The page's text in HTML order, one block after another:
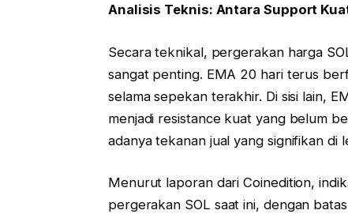
Analisis Teknis: Antara Support
Secara teknikal, pergerakan harga
sangat penting. EMA 20 hari terus
selama sepekan terakhir. Di sisi lain,
menjadi resistance kuat yang belum
adanya tekanan jual yang signifikan di
Menurut laporan dari Coinedition,
pergerakan SOL saat ini, dengan